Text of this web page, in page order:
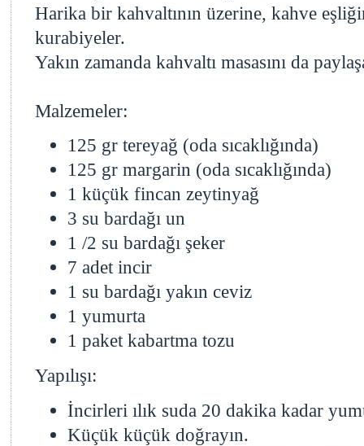
Harika bir kahvaltının üzerine, kahve
kurabiyeler.
Yakın zamanda kahvaltı masasını da
Malzemeler:
125 gr tereyağ (oda sıcaklığında)
125 gr margarin (oda sıcaklığında)
1 küçük fincan zeytinyağ
3 su bardağı un
1 /2 su bardağı şeker
7 adet incir
1 su bardağı yakın ceviz
1 yumurta
1 paket kabartma tozu
Yapılışı:
İncirleri ılık suda 20 dakika kadar
Küçük küçük doğrayın.